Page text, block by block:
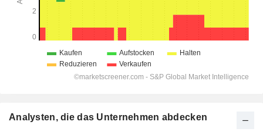
Analysten, die das Unternehmen abdecken